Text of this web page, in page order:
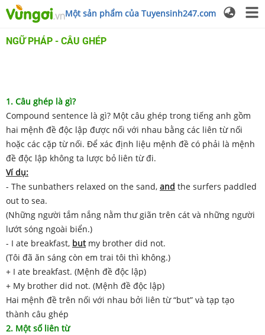
Một sản phẩm của Tuyensinh247.com
NGỮ PHÁP - CÂU GHÉP
1. Câu ghép là gì?
Compound sentence là gì? Một câu ghép trong tiếng anh gồm
hai mệnh đề độc lập được nối với nhau bằng các liên từ nối
hoặc các cặp từ nối. Để xác định liệu mệnh đề có phải là mệnh
đề độc lập không ta lược bỏ liên từ đi.
Ví dụ:
- The sunbathers relaxed on the sand, and the surfers paddled
out to sea.
(Những người tắm nắng nằm thư giãn trên cát và những người
lướt sóng ngoài biển.)
- I ate breakfast, butmy brother did not.
(Tôi đã ăn sáng còn em trai tôi thì không.)
+ I ate breakfast. (Mệnh đề độc lập)
+ My brother did not. (Mệnh đề độc lập)
Hai mệnh đề trên nối với nhau bởi liên từ “but” và tạp tạo
thành câu ghép
2. Một số liên từ